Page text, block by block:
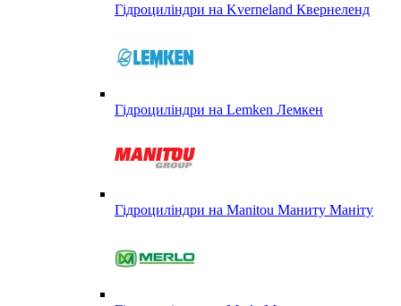
Гідроциліндри на Kverneland Квернеленд
Гідроциліндри на Lemken Лемкен
Гідроциліндри на Manitou Маниту Маніту